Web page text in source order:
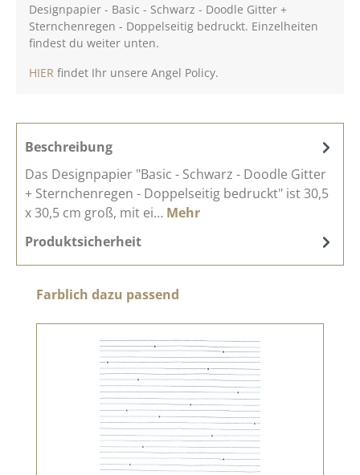
Designpapier - Basic - Schwarz - Doodle Gitter +
Sternchenregen - Doppelseitig bedruckt. Einzelheiten
findest du weiter unten.
HIER findet Ihr unsere Angel Policy.
Beschreibung
Das Designpapier "Basic - Schwarz - Doodle Gitter
+ Sternchenregen - Doppelseitig bedruckt" ist 30,5
x 30,5 cm groß, mit ei… Mehr
Produktsicherheit
Produktgalerie überspringen
Farblich dazu passend